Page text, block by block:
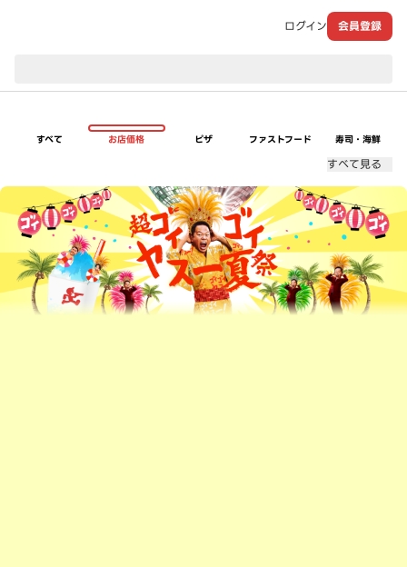
ログイン 会員登録
すべて お店価格 ピザ ファストフード 寿司・海鮮
すべて見る
超ゴイゴイヤスー夏祭